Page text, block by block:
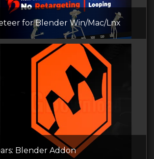
for Blender Win/Mac/Lnx
Blender Addon